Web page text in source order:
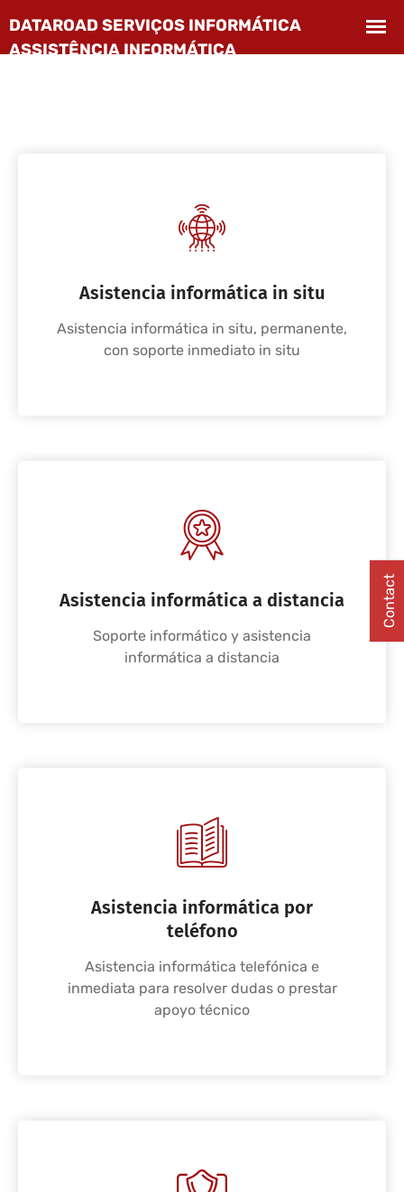
Asistencia informática in situ
Asistencia informática in situ, permanente,
con soporte inmediato in situ
Asistencia informática a distancia
Soporte informático y asistencia
informática a distancia
Asistencia informática por
teléfono
Asistencia informática telefónica e
inmediata para resolver dudas o prestar
apoyo técnico
Contact